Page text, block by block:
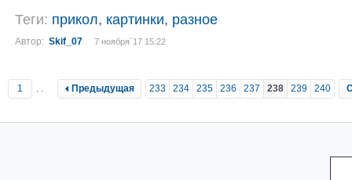
Теги: прикол, картинки, разное
Автор: Skif_07 7 ноября´17 15:22
1 .. Предыдущая 233 234 235 236 237 238 239 240